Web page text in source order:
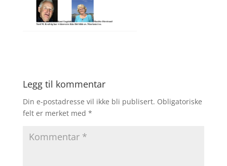
Legg til kommentar
Din e-postadresse vil ikke bli publisert. Obligatoriske
felt er merket med *